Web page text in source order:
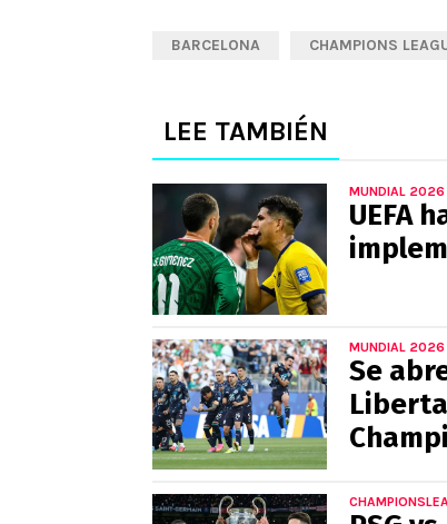
BARCELONA CHAMPIONS
LEE TAMBIÉN
MUNDIAL 2026
UEFA
MUNDIAL 2026
Se